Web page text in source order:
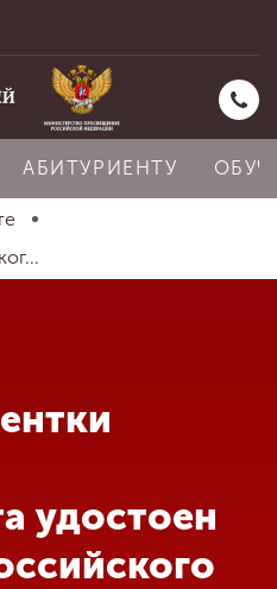
АБИТУРИЕНТУ
удостоен